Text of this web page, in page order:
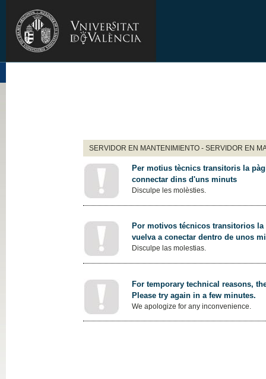
SERVIDOR EN MANTENIMIENTO - SERVIDOR EN
Per motius tècnics transitoris la
connectar dins d'uns minuts
Disculpe les molèsties.
Por motivos técnicos transitorios
vuelva a conectar dentro de unos
Disculpe las molestias.
For temporary technical reasons,
Please try again in a few minutes.
We apologize for any inconvenience.